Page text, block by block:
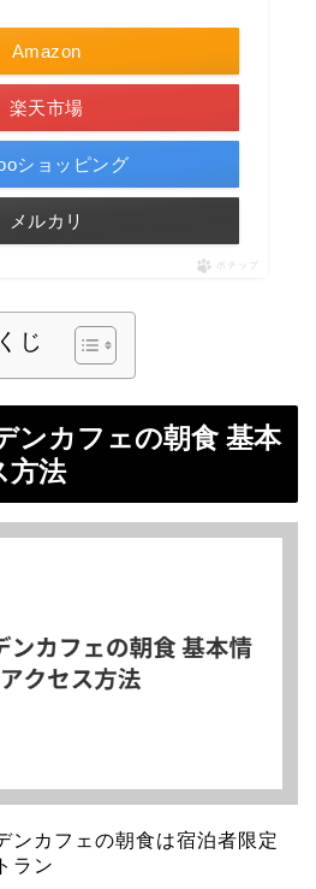
Amazon
楽天市場
ショッピング
メルカリ
ポチップ
じ
ンカフェの朝食 基本
方法
ンカフェの朝食は宿泊者限定
ラン